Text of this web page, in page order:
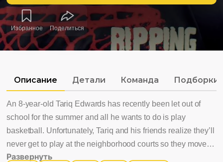
Избранное Поделиться
Описание Детали Команда Подборки
An 8-year-old Tariq Edwards has recently been let out of
school for the summer and all he wants to do is play
basketball. Unfortunately, Tariq and his friends realize they’ll
never get to play at the neighborhood courts so they move
on to other things. Tariq, still stuck on playing ball, gets the
Развернуть